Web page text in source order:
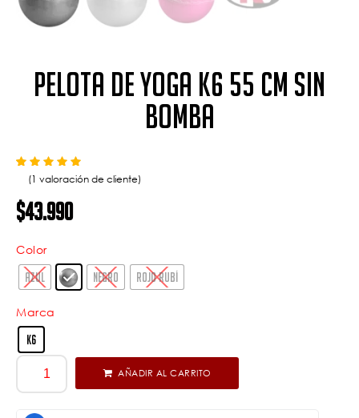
Pelota de yoga K6 55 cm sin
bomba
Valorado con 5.00
de 5 en base a
valoración de un cliente
(1 valoración de cliente)
$43.990
Color
AZUL NEGRO ROJO RUBÍ
Marca
K6
AÑADIR AL CARRITO